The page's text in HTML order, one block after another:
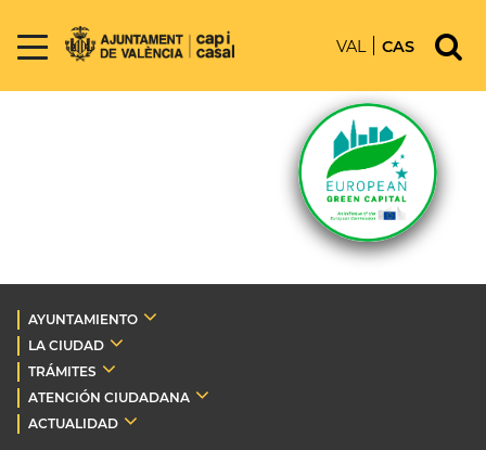
VAL CAS
AYUNTAMIENTO
LA CIUDAD
TRÁMITES
ATENCIÓN CIUDADANA
ACTUALIDAD